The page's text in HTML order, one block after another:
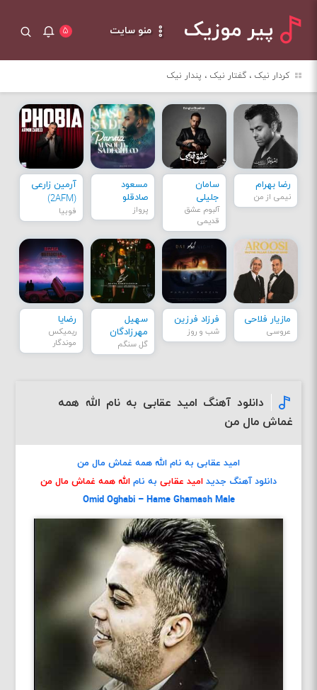
پیر موزیک منو سایت ۵
کردار نیک ، گفتار نیک ، پندار نیک
رضا بهرام
نیمی از من
سامان
جلیلی
آلبوم عشق
قدیمی
مسعود
صادقلو
پرواز
آرمین زارعی
(2AFM)
فوبیا
مازیار فلاحی
عروسی
فرزاد فرزین
شب و روز
سهیل
مهرزادگان
گل سنگم
رضایا
ریمیکس
موندگار
دانلود آهنگ امید عقابی به نام الله همه
غماش مال من
امید عقابی به نام الله همه غماش مال من
دانلود آهنگ جدید امید عقابی به نام الله همه غماش مال من
Omid Oghabi – Hame Ghamash Male